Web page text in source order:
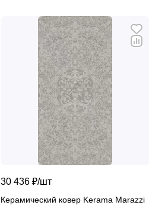
30 436 ₽/шт
Керамический ковер Kerama Marazzi